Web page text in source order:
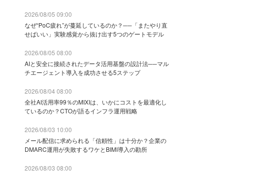
2026/08/05 09:00
なぜ“PoC疲れ”が蔓延しているのか？──「またやり直
せばいい」実験感覚から抜け出す5つのゲートモデル
2026/08/05 08:00
AIと安全に接続されたデータ活用基盤の設計法──マル
チエージェント導入を成功させる5ステップ
2026/08/04 08:00
全社AI活用率99％のMIXIは、いかにコストを最適化し
ているのか？CTOが語るインフラ運用戦略
2026/08/03 10:00
メール配信に求められる「信頼性」は十分か？企業の
DMARC運用が失敗するワケとBIMI導入の勘所
2026/08/03 08:00